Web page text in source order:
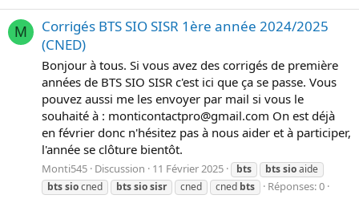
M
Corrigés BTS SIO SISR 1ère année 2024/2025
(CNED)
Bonjour à tous. Si vous avez des corrigés de première
années de BTS SIO SISR c'est ici que ça se passe. Vous
pouvez aussi me les envoyer par mail si vous le
souhaité à : monticontactpro@gmail.com On est déjà
en février donc n'hésitez pas à nous aider et à participer,
l'année se clôture bientôt.
Monti545 Discussion 11 Février 2025 bts btssioaide
btssiocned btssiosisr cned cned bts
Réponses: 0